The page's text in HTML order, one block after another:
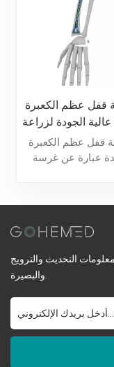
قفل عظم الكعبرة
عالية الجودة لزراعة
العظام
قفل عظم الكعبرة
عبارة عن غرسة
البعيدة، حيث توفر
التحديث والترويج